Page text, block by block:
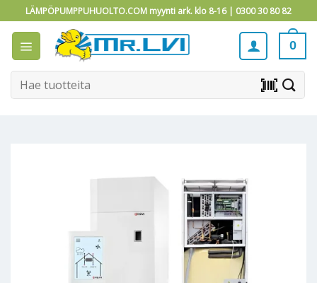
to
content
LÄMPÖPUMPPUHUOLTO.COM myynti ark. klo 8-16 | 0300 30 80 82
0
Etsi: barcode_scanner